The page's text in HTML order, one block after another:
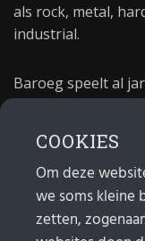
als rock, metal,
industrial.
Baroeg speelt al
poppodium 40 jaar.
MAIL
COOKIES
Om deze
we soms kleine
zetten,